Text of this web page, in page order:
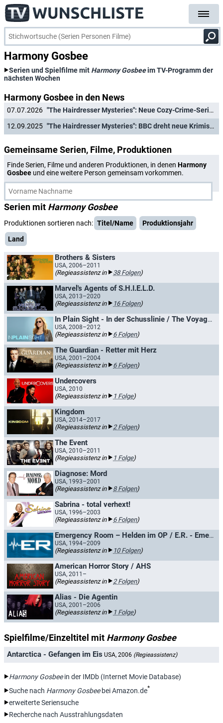
Harmony Gosbee
Serien und Spielfilme mit Harmony Gosbeeim TV-Programm der
nächsten Wochen
Harmony Gosbee in den News
07.07.2026
"The Hairdresser Mysteries": Neue Cozy-Crime-Serie aus England hat Starttermin
12.09.2025
"The Hairdresser Mysteries": BBC dreht neue Krimiserie von "Father Brown"-Machern
Gemeinsame Serien, Filme, Produktionen
Finde Serien, Filme und anderen Produktionen, in denen Harmony
Gosbee und eine weitere Person gemeinsam vorkommen.
Serien mit Harmony Gosbee
Produktionen sortieren nach: Titel/Name
Produktionsjahr
Land
Brothers & Sisters
USA, 2006–2011
(Regieassistenz in 38 Folgen)
Marvel's Agents of S.H.I.E.L.D.
USA, 2013–2020
(Regieassistenz in 16 Folgen)
In Plain Sight - In der Schusslinie / The Voyagers
USA, 2008–2012
(Regieassistenz in 6 Folgen)
The Guardian - Retter mit Herz
USA, 2001–2004
(Regieassistenz in 6 Folgen)
Undercovers
USA, 2010
(Regieassistenz in 1 Folge)
Kingdom
USA, 2014–2017
(Regieassistenz in 2 Folgen)
The Event
USA, 2010–2011
(Regieassistenz in 1 Folge)
Diagnose: Mord
USA, 1993–2001
(Regieassistenz in 8 Folgen)
Sabrina - total verhext!
USA, 1996–2003
(Regieassistenz in 6 Folgen)
Emergency Room – Helden im OP / E.R. - Emergency Room
USA, 1994–2009
(Regieassistenz in 10 Folgen)
American Horror Story / AHS
USA, 2011–
(Regieassistenz in 2 Folgen)
Alias - Die Agentin
USA, 2001–2006
(Regieassistenz in 1 Folge)
Spielfilme/Einzeltitel mit Harmony Gosbee
Antarctica - Gefangen im Eis USA, 2006 (Regieassistenz)
Harmony Gosbeein der IMDb (Internet Movie Database)
Suche nach Harmony Gosbeebei Amazon.de*
erweiterte Seriensuche
Recherche nach Ausstrahlungsdaten